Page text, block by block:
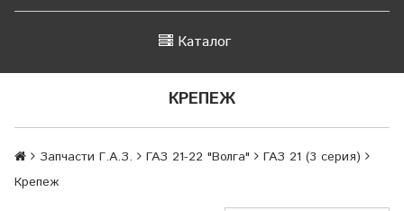
Каталог
КРЕПЕЖ
Запчасти Г.А.З. ГАЗ 21-22 "Волга"
ГАЗ 21 (3 серия)
Крепеж